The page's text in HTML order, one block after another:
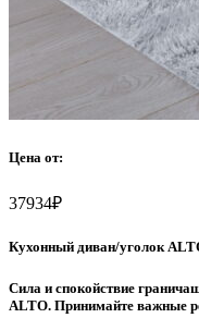
Цена от:
37934₽
Кухонный диван/уголок
Сила и спокойствие
ALTO. Принимайте важные